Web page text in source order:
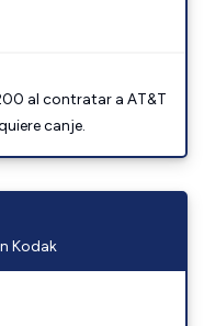
al contratar a AT&T
canje.
Kodak